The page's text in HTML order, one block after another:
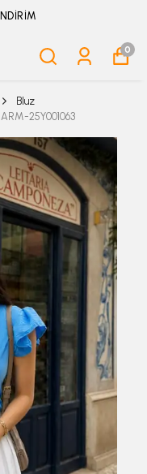
0
Bluz
ARM-25Y001063